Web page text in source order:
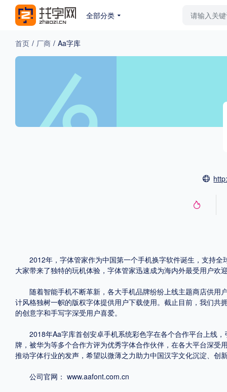
全部分类
收费下载
外观
.TTF .OTF
地区
中国大陆 中国港澳台 更多
POP字体下载 字库打包下载
首页 / 厂商 / Aa字库
2012年，字体管家作为中国第一个手机换字软件诞生，支持全
大家带来了独特的玩机体验，字体管家迅速成为海内外最受用户欢
随着智能手机不断革新，各大手机品牌纷纷上线主题商店供用
计风格独树一帜的版权字体提供用户下载使用。截止目前，我们
的创意字和手写字深受用户喜爱。
2018年Aa字库首创安卓手机系统彩色字在各个合作平台上线，
牌，被华为等多个合作方评为优秀字体合作伙伴，在各大平台深
推动字体行业的发声，希望以微薄之力助力中国汉字文化沉淀、创
公司官网： www.aafont.com.cn